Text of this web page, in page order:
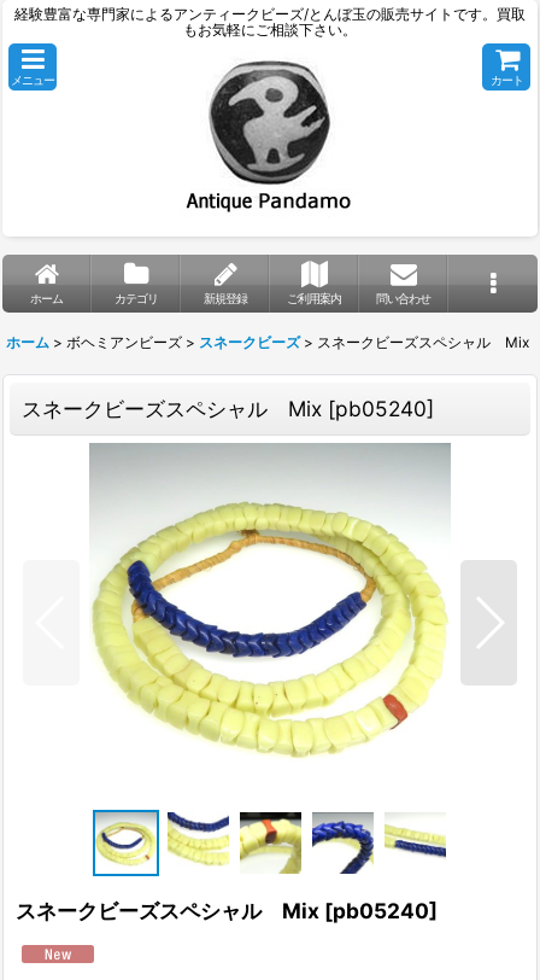
経験豊富な専門家によるアンティークビーズ/とんぼ玉の販売サイトです。買取
もお気軽にご相談下さい。
メニュー カート
ホーム カテゴリ 新規登録 ご利用案内 問い合わせ
ホーム > ボヘミアンビーズ > スネークビーズ > スネークビーズスペシャル Mix
スネークビーズスペシャル Mix [pb05240]
スネークビーズスペシャル Mix [pb05240]